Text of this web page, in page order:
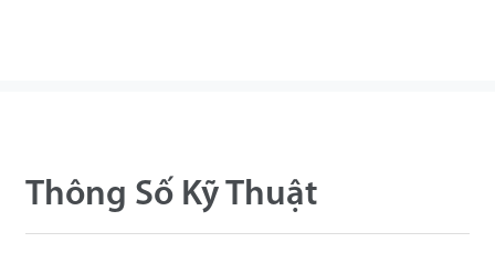
Thông Số Kỹ Thuật